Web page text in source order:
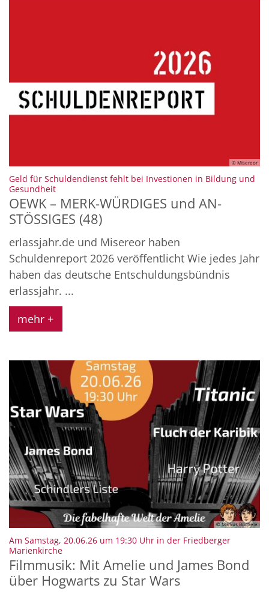
© Misereor
Geld für Schuldendienst fehlt bei Investionen in Bildung und
Gesundheit:
OEWK – MERK-WÜRDIGES und AN-
STÖSSIGES (48)
erlassjahr.de und Misereor haben
Schuldenreport 2026 veröffentlicht Wie jedes Jahr
haben das deutsche Entschuldungsbündnis
erlassjahr. ...
mehr +
© Markus Büchele
Am Samstag, 20.06.26 um 19:30 Uhr in der Friedberger
Marienkirche:
Filmmusik: Mit Amelie und James Bond
über Hogwarts zu Star Wars